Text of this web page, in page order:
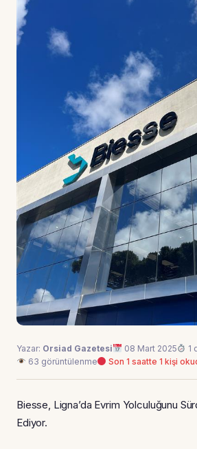
Yazar: Orsiad Gazetesi 08 Mart 2025
1
63 görüntülenme
Son 1 saatte 1 kişi
Biesse, Ligna’da Evrim Yolculuğunu
Ediyor.